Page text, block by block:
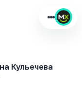
Кульечева